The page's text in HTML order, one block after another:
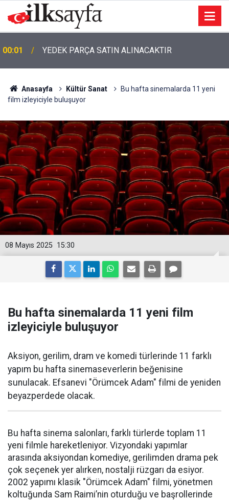
00:01 YEDEK PARÇA SATIN ALINACAKTIR
Anasayfa Kültür Sanat
Bu hafta sinemalarda 11 yeni
film izleyiciyle buluşuyor
15:30
08 Mayıs 2025
Bu hafta sinemalarda 11 yeni film
izleyiciyle buluşuyor
Aksiyon, gerilim, dram ve komedi türlerinde 11 farklı
yapım bu hafta sinemaseverlerin beğenisine
sunulacak. Efsanevi "Örümcek Adam" filmi de yeniden
beyazperdede olacak.
Bu hafta sinema salonları, farklı türlerde toplam 11
yeni filmle hareketleniyor. Vizyondaki yapımlar
arasında aksiyondan komediye, gerilimden drama pek
çok seçenek yer alırken, nostalji rüzgarı da esiyor.
2002 yapımı klasik "Örümcek Adam" filmi, yönetmen
koltuğunda Sam Raimi’nin oturduğu ve başrollerinde